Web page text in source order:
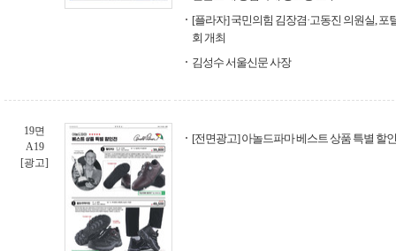
[플라자] 국민의힘 김장겸·고동진 의원실, 포
회 개최
김성수 서울신문 사장
19면
A19
[광고]
[전면광고] 아놀드파마 베스트 상품 특별 할